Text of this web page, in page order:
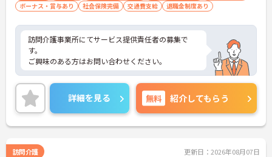
ボーナス・賞与あり
社会保険完備 交通費支給 退職金制度あり
訪問介護事業所にてサービス提供責任者の募集で
す。
ご興味のある方はお問い合わせください。
詳細を見る 無料 紹介してもらう
訪問介護 更新日：2026年08月07日